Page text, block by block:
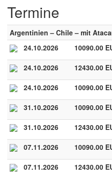
Termine
Argentinien – Chile – mit
24.10.2026
10090.00
24.10.2026 12430.00
24.10.2026 10090.00
31.10.2026 10090.00
31.10.2026 12430.00
07.11.2026 10090.00
07.11.2026 12430.00